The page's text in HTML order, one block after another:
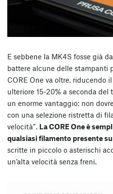
E sebbene la MK4S fosse già
battere alcune delle stampanti
CORE One va oltre, riducendo
ulteriore 15-20% a seconda del
un enorme vantaggio: non
con una selezione ristretta di
velocità”. La CORE One è
qualsiasi filamento presente
scritte in piccolo o asterischi
un’alta velocità senza freni.